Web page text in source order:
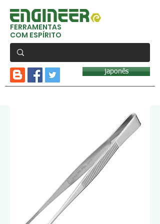
FERRAMENTAS
COM ESPÍRITO
japonês